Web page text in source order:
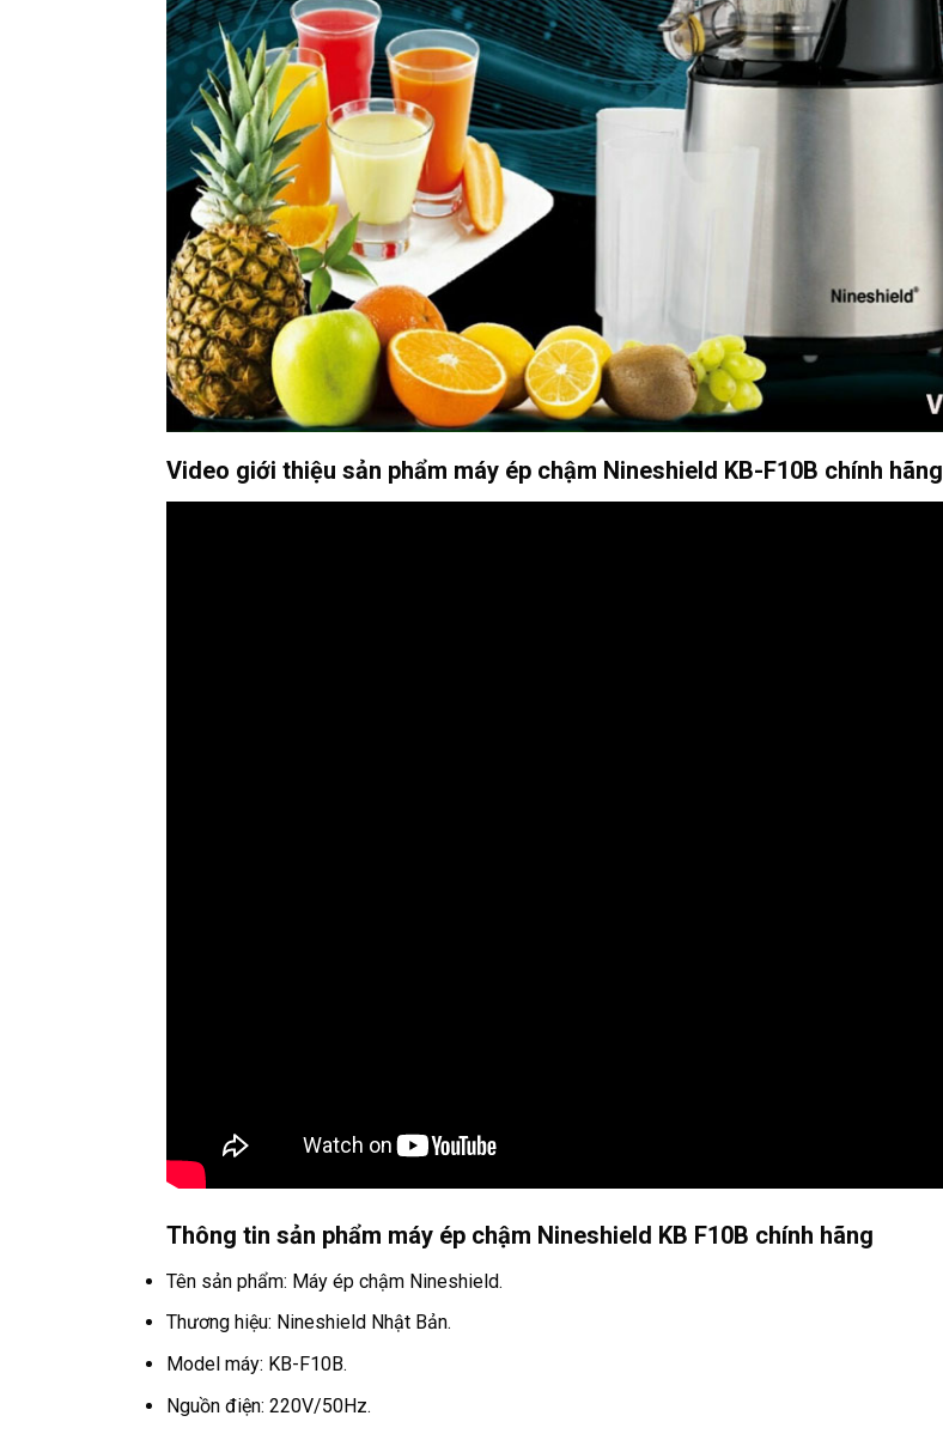
Video giới thiệu sản phẩm máy ép chậm Nineshield KB-F10B chính hãng
Thông tin sản phẩm máy ép chậm Nineshield KB F10B chính hãng
Tên sản phẩm: Máy ép chậm Nineshield.
Thương hiệu: Nineshield Nhật Bản.
Model máy: KB-F10B.
Nguồn điện: 220V/50Hz.